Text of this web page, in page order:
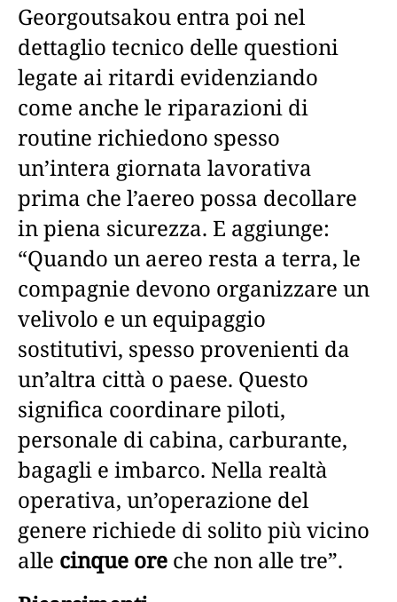
Georgoutsakou entra poi nel
dettaglio tecnico delle questioni
legate ai ritardi evidenziando
come anche le riparazioni di
routine richiedono spesso
un’intera giornata lavorativa
prima che l’aereo possa decollare
in piena sicurezza. E aggiunge:
“Quando un aereo resta a terra, le
compagnie devono organizzare un
velivolo e un equipaggio
sostitutivi, spesso provenienti da
un’altra città o paese. Questo
significa coordinare piloti,
personale di cabina, carburante,
bagagli e imbarco. Nella realtà
operativa, un’operazione del
genere richiede di solito più vicino
alle cinque ore che non alle tre”.